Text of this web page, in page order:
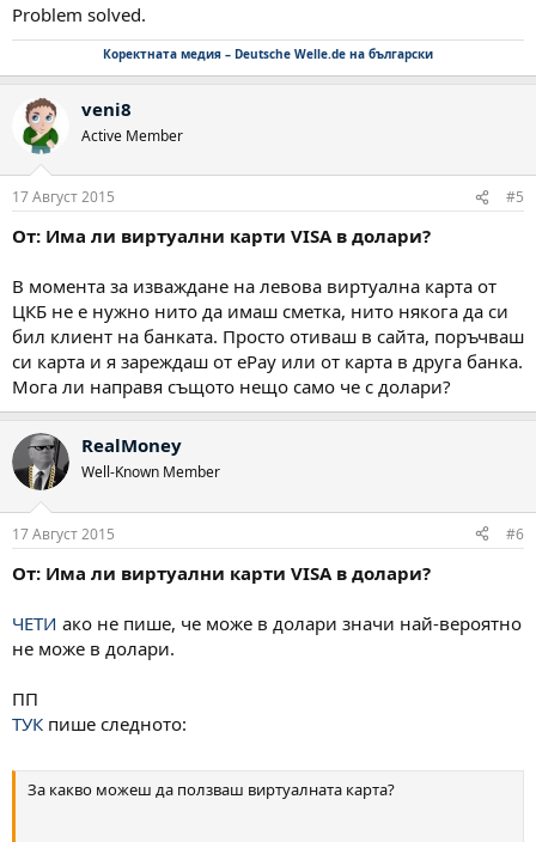
Problem solved.
Коректната медия – Deutsche Welle.de на български
veni8
Active Member
17 Август 2015 #5
От: Има ли виртуални карти VISA в долари?
В момента за изваждане на левова виртуална карта от
ЦКБ не е нужно нито да имаш сметка, нито някога да си
бил клиент на банката. Просто отиваш в сайта, поръчваш
си карта и я зареждаш от ePay или от карта в друга банка.
Мога ли направя същото нещо само че с долари?
RealMoney
Well-Known Member
17 Август 2015 #6
От: Има ли виртуални карти VISA в долари?
ЧЕТИ ако не пише, че може в долари значи най-вероятно
не може в долари.
ПП
ТУК пише следното:
За какво можеш да ползваш виртуалната карта?